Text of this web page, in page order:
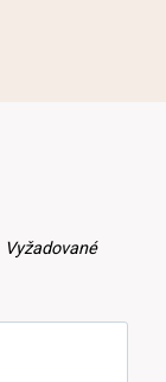
Vyžadované